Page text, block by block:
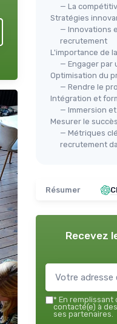
— La
Stratégies
— Innovations
recrutement
L'importance de
— Engager par
Optimisation du
— Rendre le
Intégration et
— Immersion
Mesurer le
— Métriques
recrutement
Résumer
Recevez
* En remplissant
contacté(e) à
ses partenaires.